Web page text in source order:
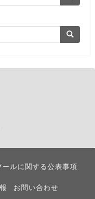
ールに関する公表事項
お問い合わせ